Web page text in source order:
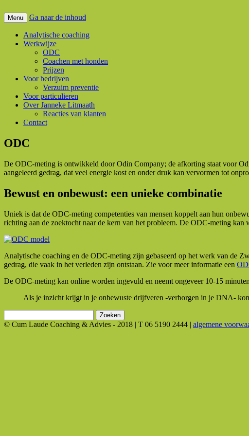
Cum Laude Coaching & Advies
Analytische coaching met ODC
Menu Ga naar de inhoud
Analytische coaching
Werkwijze
ODC
Coachen met honden
Prijzen
Voor bedrijven
Verzuim preventie
Voor particulieren
Over Janneke Litmaath
Reacties van klanten
Contact
ODC
De ODC-meting is ontwikkeld door Odin Company; de afkorting staat voor
aangeleerd gedrag, dat veel energie kost en onder druk kan vervormen tot
Bewust en onbewust: een unieke combinatie
Uniek is dat de ODC-meting competenties van mensen koppelt aan hun
richting aan de zoektocht naar de kern van het probleem. De ODC-meting
Analytische coaching en de ODC-meting zijn gebaseerd op het werk van de
gedrag, die vaak in het verleden zijn ontstaan. Zie voor meer informatie een
De ODC-meting kan online worden ingevuld en neemt ongeveer 10-15
Als je inzicht krijgt in je onbewuste drijfveren -verborgen in je DNA-
naar:
© Cum Laude Coaching & Advies - 2018 | T 06 5190 2444 | algemene